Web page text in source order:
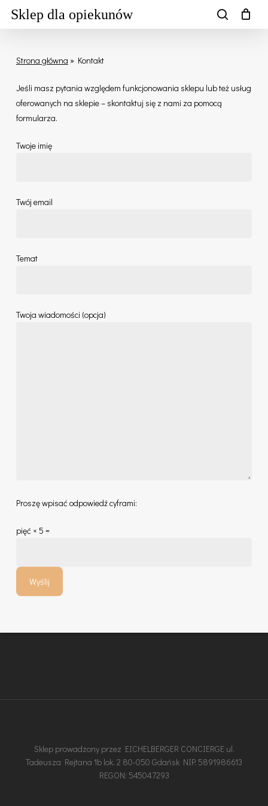
SkipSklep dla opiekunów
search
Strona główna » Kontakt
Jeśli masz pytania względem funkcjonowania sklepu lub też usług
oferowanych na sklepie – skontaktuj się z nami za pomocą
formularza.
Twoje imię
Twój email
Temat
Twoja wiadomości (opcja)
Proszę wpisać odpowiedź cyframi:
pięć × 5 =
Sklep prowadzony przez EICHELBERGER CONCIERGE ul.
Tadeusza Rejtana 1b lok. 2 80-050 Gdańsk NIP: 5891986613
REGON: 545047293